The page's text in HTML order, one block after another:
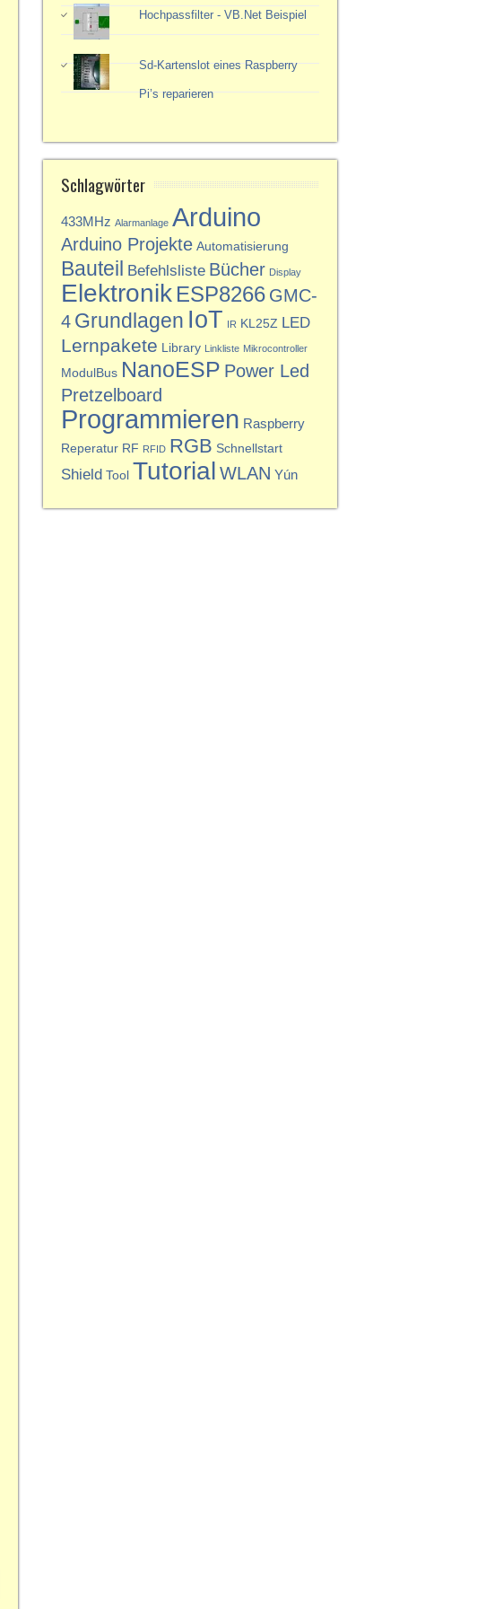
Hochpassfilter - VB.Net Beispiel
Sd-Kartenslot eines Raspberry
Pi’s reparieren
Schlagwörter
433MHz Alarmanlage Arduino
Arduino Projekte Automatisierung
Bauteil Befehlsliste Bücher Display
Elektronik ESP8266 GMC-
4 Grundlagen IoT IR KL25Z LED
Lernpakete Library Linkliste Mikrocontroller
ModulBus NanoESP Power Led
Pretzelboard
Programmieren Raspberry
Reperatur RF RFID RGB Schnellstart
Shield Tool Tutorial WLAN Yún